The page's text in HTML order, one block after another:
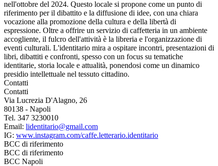
nell'ottobre del 2024. Questo locale si propone come un punto di
riferimento per il dibattito e la diffusione di idee, con una chiara
vocazione alla promozione della cultura e della libertà di
espressione. Oltre a offrire un servizio di caffetteria in un ambiente
accogliente, il fulcro dell'attività è la libreria e l'organizzazione di
eventi culturali. L'identitario mira a ospitare incontri, presentazioni di
libri, dibattiti e confronti, spesso con un focus su tematiche
identitarie, storia locale e attualità, ponendosi come un dinamico
presidio intellettuale nel tessuto cittadino.
Contatti
Contatti
Via Lucrezia D'Alagno, 26
80138 - Napoli
Tel. 347 3230010
Email: lidentitario@gmail.com
IG: www.instagram.com/caffe.letterario.identitario
BCC di riferimento
BCC di riferimento
BCC Napoli